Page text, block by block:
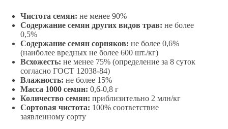
Чистота семян: не менее 90%
Содержание семян других видов трав: не более
0,5%
Содержание семян сорняков: не более 0,6%
(наиболее вредных не более 600 шт./кг)
Всхожесть: не менее 75% (определение за 8 суток
согласно ГОСТ 12038-84)
Влажность: не более 15%
Масса 1000 семян: 0,6-0,8 г
Количество семян: приблизительно 2 млн/кг
Сортовая чистота: 100% соответствие
заявленному сорту